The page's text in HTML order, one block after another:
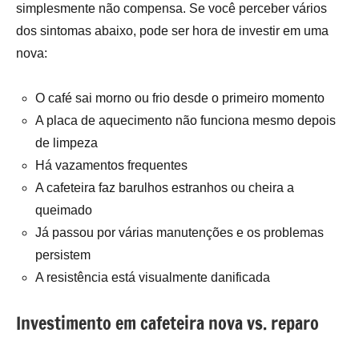
simplesmente não compensa. Se você perceber vários
dos sintomas abaixo, pode ser hora de investir em uma
nova:
O café sai morno ou frio desde o primeiro momento
A placa de aquecimento não funciona mesmo depois
de limpeza
Há vazamentos frequentes
A cafeteira faz barulhos estranhos ou cheira a
queimado
Já passou por várias manutenções e os problemas
persistem
A resistência está visualmente danificada
Investimento em cafeteira nova vs. reparo